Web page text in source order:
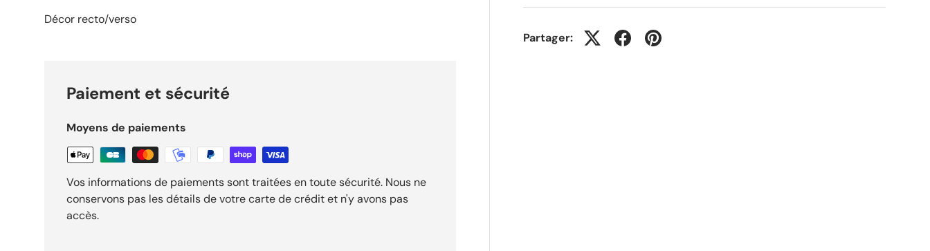
Partager:
Décor recto/verso
Paiement et sécurité
Moyens de paiements
Vos informations de paiements sont traitées en toute sécurité. Nous ne
conservons pas les détails de votre carte de crédit et n'y avons pas
accès.